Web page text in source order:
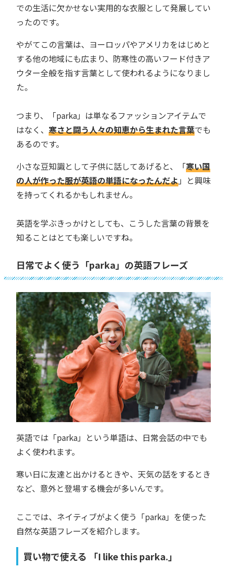
での生活に欠かせない実用的な衣服として発展してい
ったのです。
やがてこの言葉は、ヨーロッパやアメリカをはじめと
する他の地域にも広まり、防寒性の高いフード付きア
ウター全般を指す言葉として使われるようになりまし
た。
つまり、「parka」は単なるファッションアイテムで
はなく、 寒さと闘う人々の知恵から生まれた言葉でも
あるのです。
小さな豆知識として子供に話してあげると、「寒い国
の人が作った服が英語の単語になったんだよ」と興味
を持ってくれるかもしれません。
英語を学ぶきっかけとしても、こうした言葉の背景を
知ることはとても楽しいですね。
日常でよく使う「parka」の英語フレーズ
英語では「parka」という単語は、日常会話の中でも
よく使われます。
寒い日に友達と出かけるときや、天気の話をするとき
など、意外と登場する機会が多いんです。
ここでは、ネイティブがよく使う「parka」を使った
自然な英語フレーズを紹介します。
買い物で使える 「I like this parka.」